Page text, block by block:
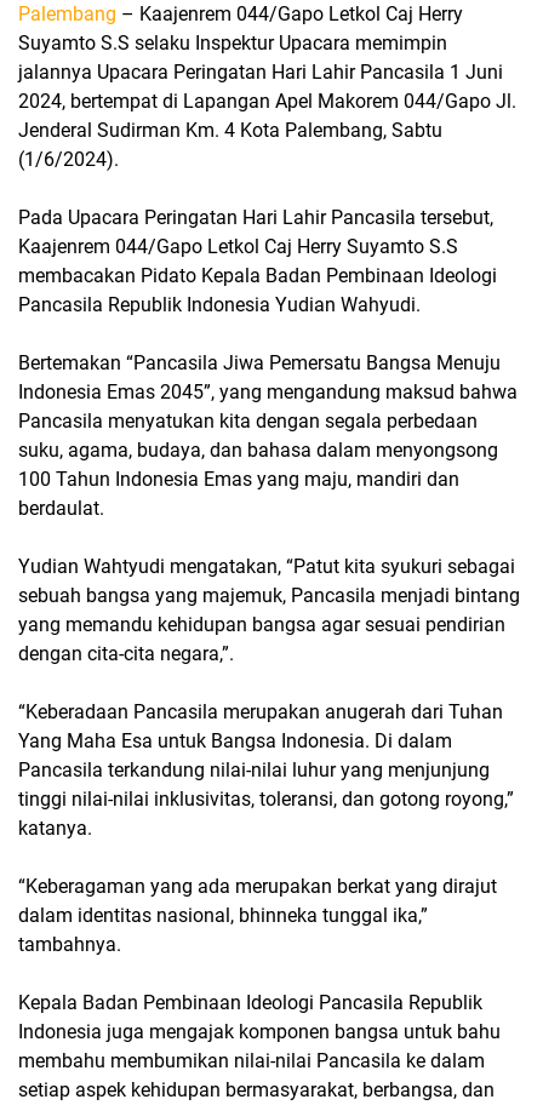
Palembang – Kaajenrem 044/Gapo Letkol Caj Herry
Suyamto S.S selaku Inspektur Upacara memimpin
jalannya Upacara Peringatan Hari Lahir Pancasila 1 Juni
2024, bertempat di Lapangan Apel Makorem 044/Gapo Jl.
Jenderal Sudirman Km. 4 Kota Palembang, Sabtu
(1/6/2024).
Pada Upacara Peringatan Hari Lahir Pancasila tersebut,
Kaajenrem 044/Gapo Letkol Caj Herry Suyamto S.S
membacakan Pidato Kepala Badan Pembinaan Ideologi
Pancasila Republik Indonesia Yudian Wahyudi.
Bertemakan “Pancasila Jiwa Pemersatu Bangsa Menuju
Indonesia Emas 2045”, yang mengandung maksud bahwa
Pancasila menyatukan kita dengan segala perbedaan
suku, agama, budaya, dan bahasa dalam menyongsong
100 Tahun Indonesia Emas yang maju, mandiri dan
berdaulat.
Yudian Wahtyudi mengatakan, “Patut kita syukuri sebagai
sebuah bangsa yang majemuk, Pancasila menjadi bintang
yang memandu kehidupan bangsa agar sesuai pendirian
dengan cita-cita negara,”.
“Keberadaan Pancasila merupakan anugerah dari Tuhan
Yang Maha Esa untuk Bangsa Indonesia. Di dalam
Pancasila terkandung nilai-nilai luhur yang menjunjung
tinggi nilai-nilai inklusivitas, toleransi, dan gotong royong,”
katanya.
“Keberagaman yang ada merupakan berkat yang dirajut
dalam identitas nasional, bhinneka tunggal ika,”
tambahnya.
Kepala Badan Pembinaan Ideologi Pancasila Republik
Indonesia juga mengajak komponen bangsa untuk bahu
membahu membumikan nilai-nilai Pancasila ke dalam
setiap aspek kehidupan bermasyarakat, berbangsa, dan